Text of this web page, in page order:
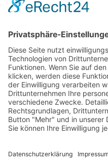
Service-Team
05021-8650320
Diese E-Mail-Adresse ist vor
muss JavaScript eingeschaltet
Wir sind Mitglied
Impressum